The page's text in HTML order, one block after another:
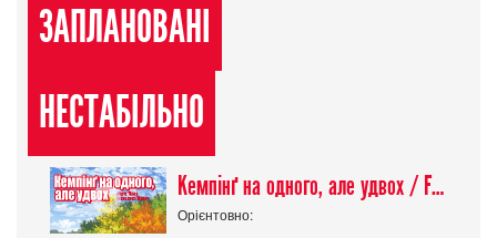
ЗАПЛАНОВАНІ
НЕСТАБІЛЬНО
Кемпінґ на одного, але удвох / Futari Solo Camp
Орієнтовно: